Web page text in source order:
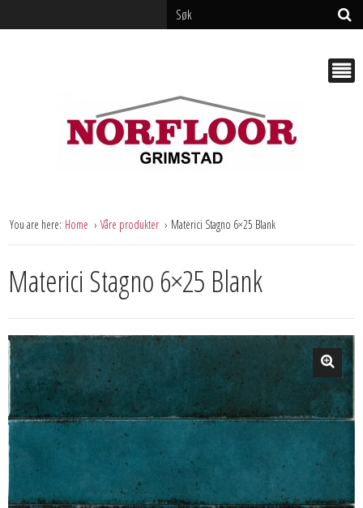
You are here: Home Våre produkter Materici Stagno 6×25 Blank
Materici Stagno 6×25 Blank